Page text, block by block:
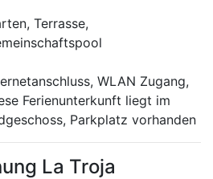
Terrasse,
WLAN Zugang,
Ferienunterkunft liegt im
Parkplatz vorhanden
La Troja